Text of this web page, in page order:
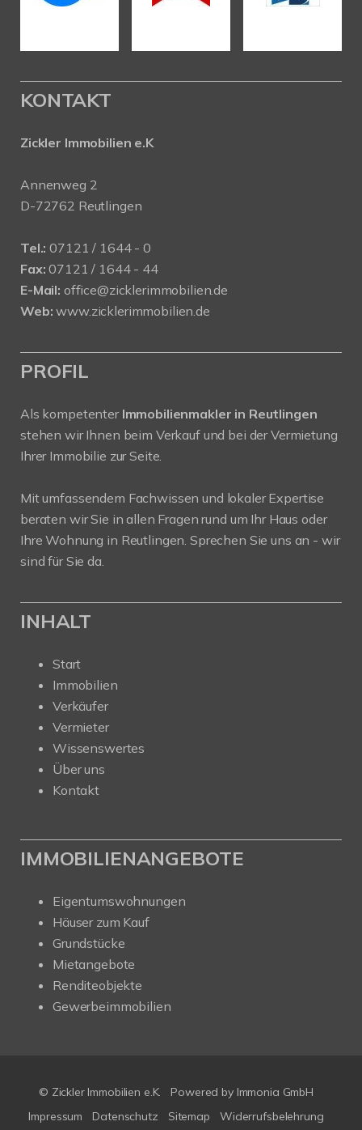
KONTAKT
Zickler Immobilien e.K
Annenweg 2
D-72762 Reutlingen
Tel.: 07121 / 1644 - 0
Fax: 07121 / 1644 - 44
E-Mail: office@zicklerimmobilien.de
Web: www.zicklerimmobilien.de
PROFIL
Als kompetenter Immobilienmakler in Reutlingen
stehen wir Ihnen beim Verkauf und bei der Vermietung
Ihrer Immobilie zur Seite.
Mit umfassendem Fachwissen und lokaler Expertise
beraten wir Sie in allen Fragen rund um Ihr Haus oder
Ihre Wohnung in Reutlingen. Sprechen Sie uns an - wir
sind für Sie da.
INHALT
Start
Immobilien
Verkäufer
Vermieter
Wissenswertes
Über uns
Kontakt
IMMOBILIENANGEBOTE
Eigentumswohnungen
Häuser zum Kauf
Grundstücke
Mietangebote
Renditeobjekte
Gewerbeimmobilien
© Zickler Immobilien e.K.
Powered by Immonia GmbH
Impressum
Datenschutz Sitemap Widerrufsbelehrung